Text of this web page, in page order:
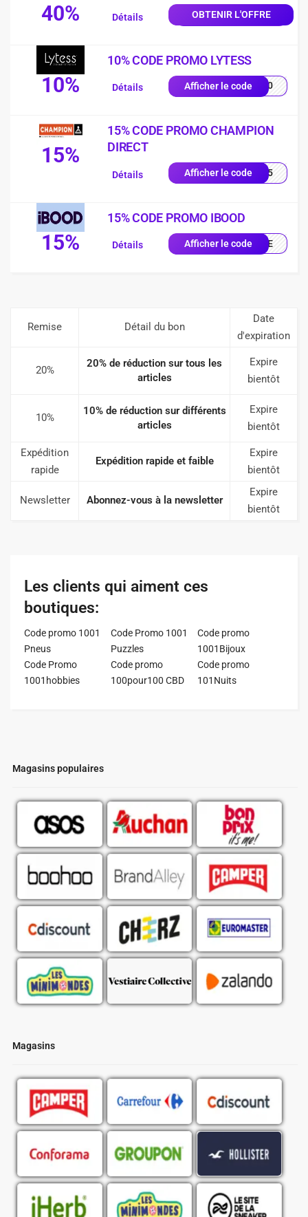
Magasins populaires
Magasins
40% OBTENIR L'OFFRE
Détails
10%
10% CODE PROMO LYTESS
Afficher le codeSS10
Détails
15%
15% CODE PROMO CHAMPION
DIRECT
Afficher le codeUE15
Détails
15%
15% CODE PROMO IBOOD
Afficher le codeIQUE
Détails
Remise Détail du bon
Date
d'expiration
20%
20% de réduction sur tous les
articles
Expire
bientôt
10%
10% de réduction sur différents
articles
Expire
bientôt
Expédition
rapide
Expédition rapide et faible
Expire
bientôt
Newsletter Abonnez-vous à la newsletter
Expire
bientôt
Les clients qui aiment ces
boutiques:
Code promo 1001
Pneus
Code Promo 1001
Puzzles
Code promo
1001Bijoux
Code Promo
1001hobbies
Code promo
100pour100 CBD
Code promo
101Nuits